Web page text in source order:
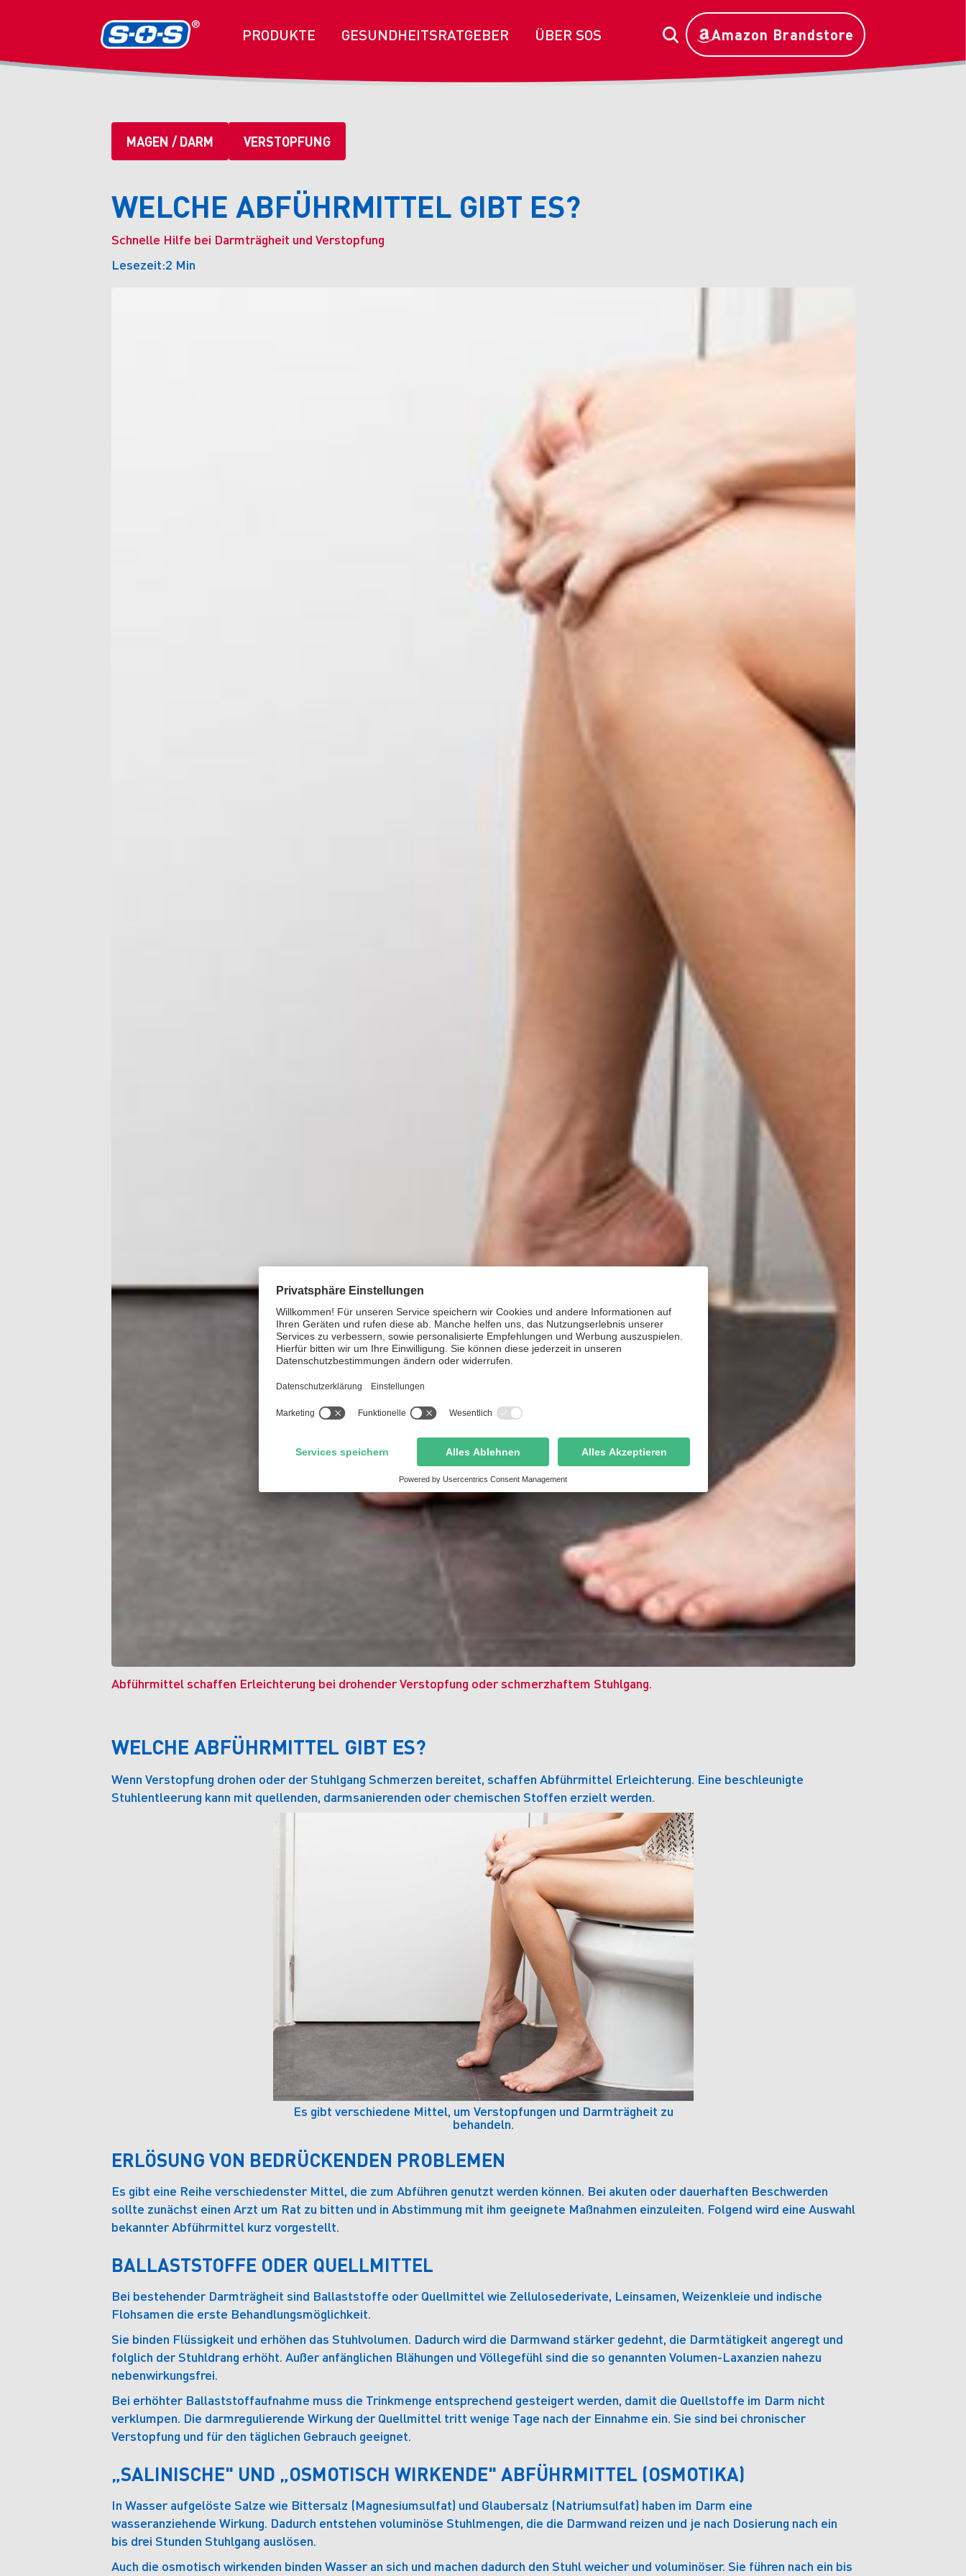
PRODUKTE GESUNDHEITSRATGEBER ÜBER SOS Amazon Brandstore
MAGEN / DARM VERSTOPFUNG
WELCHE ABFÜHRMITTEL GIBT ES?
Schnelle Hilfe bei Darmträgheit und Verstopfung
Lesezeit:2 Min
Abführmittel schaffen Erleichterung bei drohender Verstopfung oder schmerzhaftem Stuhlgang.
WELCHE ABFÜHRMITTEL GIBT ES?
Wenn Verstopfung drohen oder der Stuhlgang Schmerzen bereitet, schaffen Abführmittel Erleichterung. Eine beschleunigte
Stuhlentleerung kann mit quellenden, darmsanierenden oder chemischen Stoffen erzielt werden.
Es gibt verschiedene Mittel, um Verstopfungen und Darmträgheit zu
behandeln.
ERLÖSUNG VON BEDRÜCKENDEN PROBLEMEN
Es gibt eine Reihe verschiedenster Mittel, die zum Abführen genutzt werden können. Bei akuten oder dauerhaften Beschwerden
sollte zunächst einen Arzt um Rat zu bitten und in Abstimmung mit ihm geeignete Maßnahmen einzuleiten. Folgend wird eine Auswahl
bekannter Abführmittel kurz vorgestellt.
BALLASTSTOFFE ODER QUELLMITTEL
Bei bestehender Darmträgheit sind Ballaststoffe oder Quellmittel wie Zellulosederivate, Leinsamen, Weizenkleie und indische
Flohsamen die erste Behandlungsmöglichkeit.
Sie binden Flüssigkeit und erhöhen das Stuhlvolumen. Dadurch wird die Darmwand stärker gedehnt, die Darmtätigkeit angeregt und
folglich der Stuhldrang erhöht. Außer anfänglichen Blähungen und Völlegefühl sind die so genannten Volumen-Laxanzien nahezu
nebenwirkungsfrei.
Bei erhöhter Ballaststoffaufnahme muss die Trinkmenge entsprechend gesteigert werden, damit die Quellstoffe im Darm nicht
verklumpen. Die darmregulierende Wirkung der Quellmittel tritt wenige Tage nach der Einnahme ein. Sie sind bei chronischer
Verstopfung und für den täglichen Gebrauch geeignet.
„SALINISCHE" UND „OSMOTISCH WIRKENDE" ABFÜHRMITTEL (OSMOTIKA)
In Wasser aufgelöste Salze wie Bittersalz (Magnesiumsulfat) und Glaubersalz (Natriumsulfat) haben im Darm eine
wasseranziehende Wirkung. Dadurch entstehen voluminöse Stuhlmengen, die die Darmwand reizen und je nach Dosierung nach ein
bis drei Stunden Stuhlgang auslösen.
Auch die osmotisch wirkenden binden Wasser an sich und machen dadurch den Stuhl weicher und voluminöser. Sie führen nach ein bis